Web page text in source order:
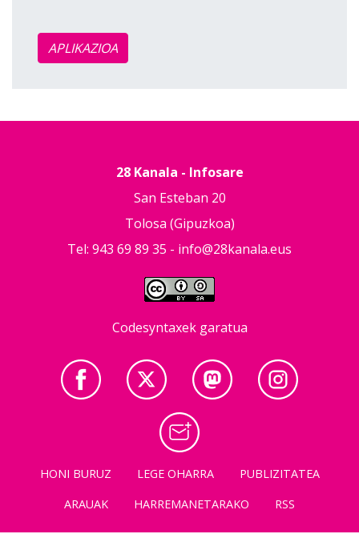
APLIKAZIOA
28 Kanala - Infosare
San Esteban 20
Tolosa (Gipuzkoa)
Tel: 943 69 89 35 - info@28kanala.eus
Codesyntaxek garatua
HONI BURUZ LEGE OHARRA
PUBLIZITATEA
ARAUAK
HARREMANETARAKO RSS